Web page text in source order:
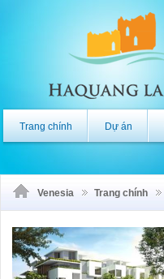
Trang chính Dự án
Venesia Trang chính